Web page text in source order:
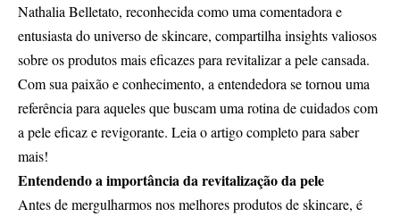
Nathalia Belletato, reconhecida como uma comentadora e
entusiasta do universo de skincare, compartilha insights valiosos
sobre os produtos mais eficazes para revitalizar a pele cansada.
Com sua paixão e conhecimento, a entendedora se tornou uma
referência para aqueles que buscam uma rotina de cuidados com
a pele eficaz e revigorante. Leia o artigo completo para saber
mais!
Entendendo a importância da revitalização da pele
Antes de mergulharmos nos melhores produtos de skincare, é